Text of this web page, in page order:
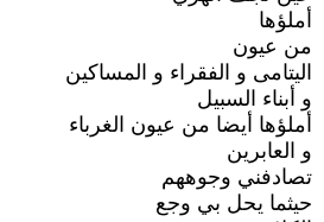
أملؤها
من عيون
اليتامى و الفقراء و المساكين
و أبناء السبيل
أملؤها أيضا من عيون الغرباء
و العابرين
تصادفني وجوههم
حيثما يحل بي وجع